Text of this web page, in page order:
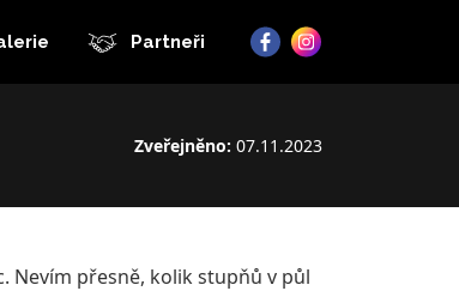
Partneři
Zveřejněno: 07.11.2023
Nevím přesně, kolik stupňů v půl